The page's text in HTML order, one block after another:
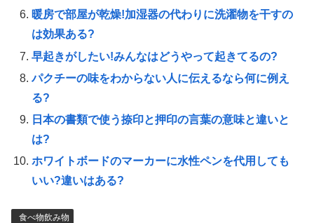
暖房で部屋が乾燥!加湿器の代わりに洗濯物を干すの
は効果ある?
早起きがしたい!みんなはどうやって起きてるの?
パクチーの味をわからない人に伝えるなら何に例え
る?
日本の書類で使う捺印と押印の言葉の意味と違いと
は?
ホワイトボードのマーカーに水性ペンを代用しても
いい?違いはある?
食べ物飲み物